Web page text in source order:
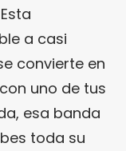
a casi
convierte en
uno de tus
esa banda
toda su